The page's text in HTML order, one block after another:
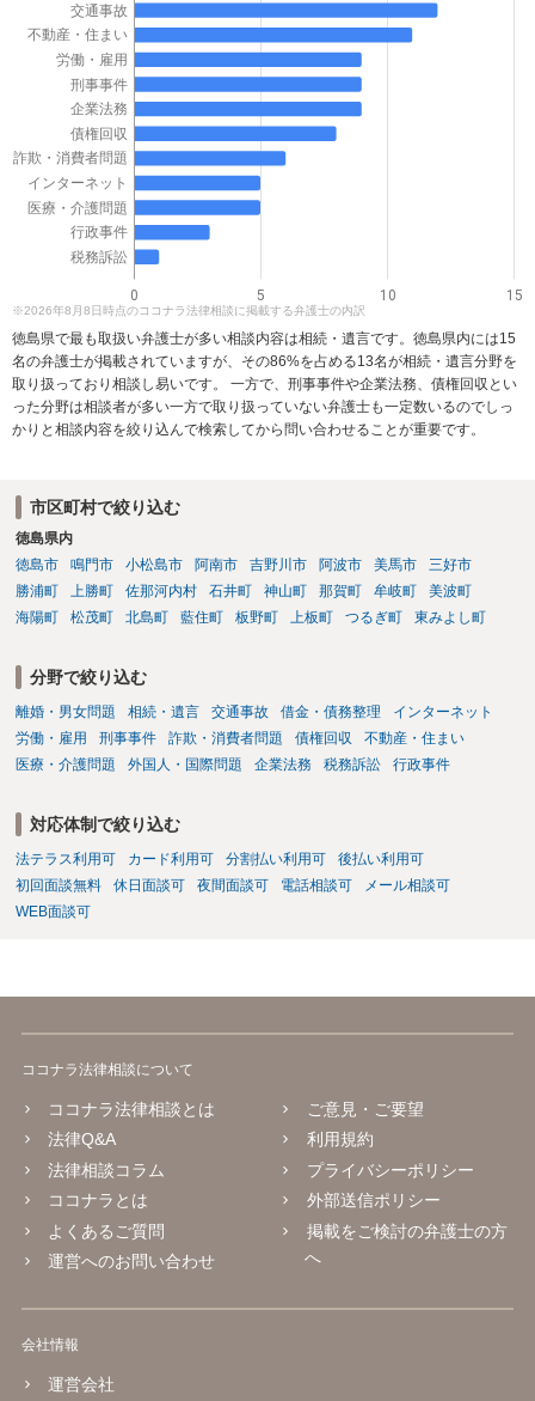
0 5 10 15
交通事故
不動産・住まい
労働・雇用
刑事事件
企業法務
債権回収
詐欺・消費者問題
インターネット
医療・介護問題
行政事件
税務訴訟
※2026年8月8日時点のココナラ法律相談に掲載する弁護士の内訳
徳島県で最も取扱い弁護士が多い相談内容は相続・遺言です。徳島県内には15
名の弁護士が掲載されていますが、その86%を占める13名が相続・遺言分野を
取り扱っており相談し易いです。 一方で、刑事事件や企業法務、債権回収とい
った分野は相談者が多い一方で取り扱っていない弁護士も一定数いるのでしっ
かりと相談内容を絞り込んで検索してから問い合わせることが重要です。
市区町村で絞り込む
徳島県内
徳島市
鳴門市 小松島市 阿南市 吉野川市 阿波市 美馬市
三好市
勝浦町
上勝町 佐那河内村 石井町 神山町 那賀町 牟岐町
美波町
海陽町
松茂町 北島町 藍住町 板野町 上板町 つるぎ町 東みよし町
分野で絞り込む
離婚・男女問題 相続・遺言 交通事故 借金・債務整理
インターネット
労働・雇用
刑事事件 詐欺・消費者問題 債権回収
不動産・住まい
医療・介護問題
外国人・国際問題 企業法務 税務訴訟 行政事件
対応体制で絞り込む
法テラス利用可 カード利用可 分割払い利用可
後払い利用可
初回面談無料
休日面談可 夜間面談可 電話相談可
メール相談可
WEB面談可
ココナラ法律相談について
ココナラ法律相談とは
法律Q&A
法律相談コラム
ココナラとは
よくあるご質問
運営へのお問い合わせ
ご意見・ご要望
利用規約
プライバシーポリシー
外部送信ポリシー
掲載をご検討の弁護士の方
へ
会社情報
運営会社